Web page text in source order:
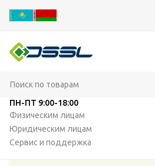
ПН-ПТ 9:00-18:00
Физическим лицам
Юридическим лицам
Сервис и поддержка